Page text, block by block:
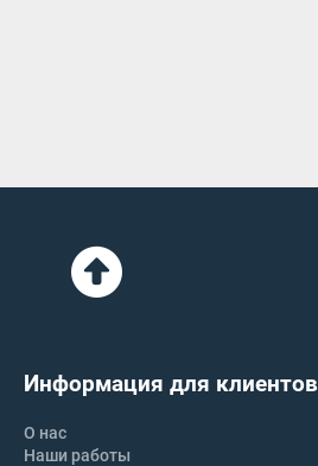
Информация для клиентов
О нас
Наши работы